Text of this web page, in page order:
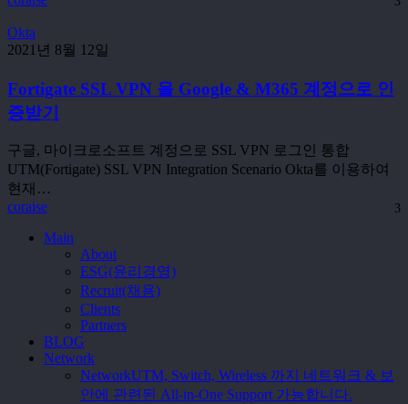
(SaaS)
계
을
하
로
통
합
Fortigate
SSL
을
Google
&
계
정
으
로
Okta
2021년 8월 12일
Fortigate SSL VPN 을 Google & M365 계정으로 인
증받기
구글, 마이크로소프트 계정으로 SSL VPN 로그인 통합
UTM(Fortigate) SSL VPN Integration Scenario Okta를 이용하여
현재…
coraise
3
Close
Main
About
ESG(윤리경영)
Recruit(채용)
Clients
Partners
BLOG
Network
NetworkUTM, Switch, Wireless 까지 네트워크 & 보
안에 관련된 All-in-One Support 가능합니다.